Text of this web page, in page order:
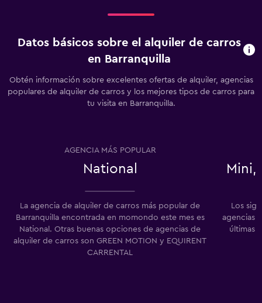
Datos básicos sobre el alquiler de carros
en Barranquilla
Obtén información sobre excelentes ofertas de alquiler, agencias
populares de alquiler de carros y los mejores tipos de carros para
tu visita en Barranquilla.
AGENCIA MÁS POPULAR
National
La agencia de alquiler de carros más popular de
Barranquilla encontrada en momondo este mes es
National. Otras buenas opciones de agencias de
alquiler de carros son GREEN MOTION y EQUIRENT
CARRENTAL
Los
agencias
últimas